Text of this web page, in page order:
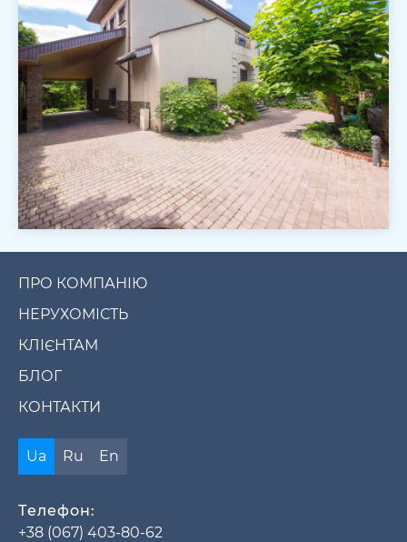
ПРО КОМПАНІЮ
НЕРУХОМІСТЬ
КЛІЄНТАМ
БЛОГ
КОНТАКТИ
Ua Ru En
Телефон:
+38 (067) 403-80-62